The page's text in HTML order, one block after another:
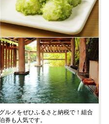
ルメをぜひふるさと納税で！組合
券も人気です。